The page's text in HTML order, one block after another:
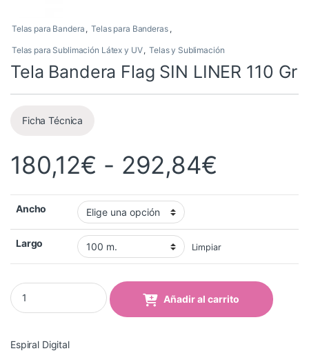
Telas para Bandera , Telas para Banderas ,
Telas para Sublimación Látex y UV, Telas y Sublimación
Tela Bandera Flag SIN LINER 110 Gr
Ficha Técnica
180,12€ - 292,84€
Ancho
Largo Limpiar
Tela Bandera Flag SIN LINER 110 Gr quantity
Añadir al carrito
Espiral Digital